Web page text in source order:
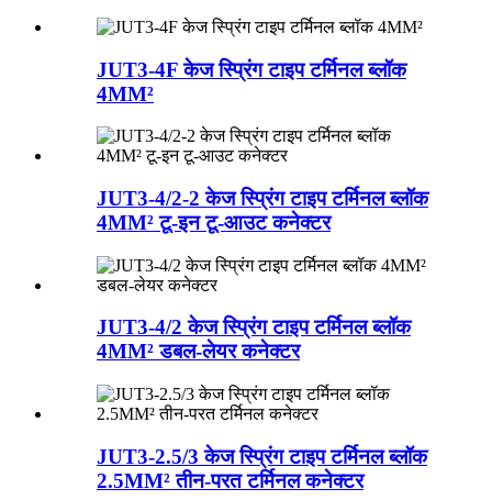
JUT3-4F केज स्प्रिंग टाइप टर्मिनल ब्लॉक
4MM²
JUT3-4/2-2 केज स्प्रिंग टाइप टर्मिनल ब्लॉक
4MM² टू-इन टू-आउट कनेक्टर
JUT3-4/2 केज स्प्रिंग टाइप टर्मिनल ब्लॉक
4MM² डबल-लेयर कनेक्टर
JUT3-2.5/3 केज स्प्रिंग टाइप टर्मिनल ब्लॉक
2.5MM² तीन-परत टर्मिनल कनेक्टर